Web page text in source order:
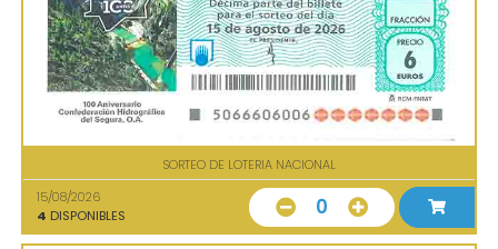
SORTEO DE LOTERIA NACIONAL
15/08/2026
4 DISPONIBLES 0